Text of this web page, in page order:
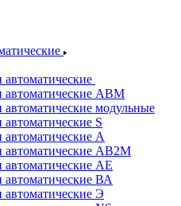
автоматические АВМ
модульные
S
А
автоматические АВ2М
АЕ
ВА
Э